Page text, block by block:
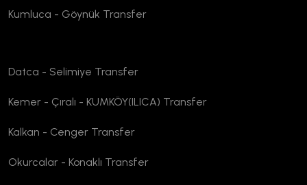
Kumluca - Göynük Transfer
Datca - Selimiye Transfer
Kemer - Çıralı - KUMKÖY(ILICA) Transfer
Kalkan - Cenger Transfer
Okurcalar - Konaklı Transfer